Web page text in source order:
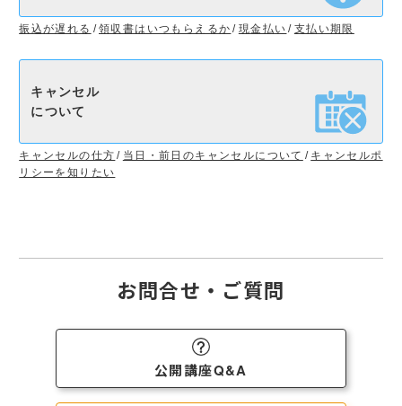
振込が遅れる 領収書はいつもらえるか 現金払い 支払い期限
キャンセル
について
キャンセルの仕方 当日・前日のキャンセルについて
キャンセルポ
リシーを知りたい
お問合せ・ご質問
公開講座Q&A